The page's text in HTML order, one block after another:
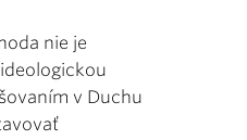
nie je
v Duchu